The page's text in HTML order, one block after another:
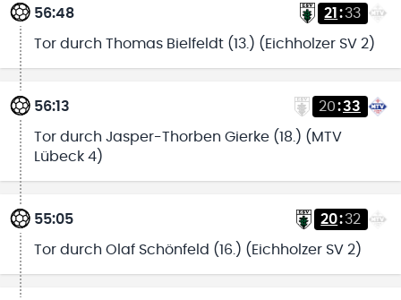
56:48 21 :33
Tor durch Thomas Bielfeldt (13.) (Eichholzer SV 2)
56:13 20:33
Tor durch Jasper-Thorben Gierke (18.) (MTV
Lübeck 4)
55:05 20:32
Tor durch Olaf Schönfeld (16.) (Eichholzer SV 2)